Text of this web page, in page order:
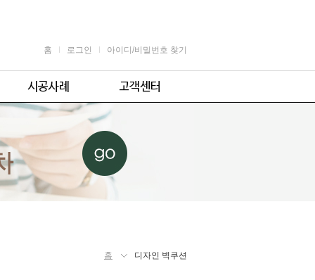
홈 로그인 아이디/비밀번호 찾기
어린이용
업소용
체육시설용
견적 및 제휴문의
자주 묻는 질문
주의사항
홈 디자인 벽쿠션